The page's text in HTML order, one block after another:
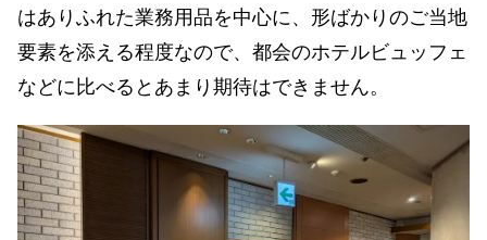
はありふれた業務用品を中心に、形ばかりのご当地
要素を添える程度なので、都会のホテルビュッフェ
などに比べるとあまり期待はできません。